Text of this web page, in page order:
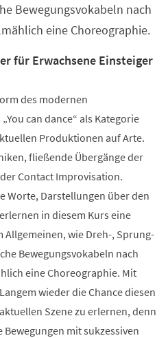
Bewegungsvokabeln nach
eine Choreographie.
für Erwachsene Einsteiger
des modernen
can dance“ als Kategorie
Produktionen auf Arte.
fließende Übergänge der
Contact Improvisation.
Worte, Darstellungen über den
in diesem Kurs eine
Allgemeinen, wie Dreh-, Sprung-
Bewegungsvokabeln nach
eine Choreographie. Mit
wieder die Chance diesen
Szene zu erlernen, denn
Bewegungen mit sukzessiven